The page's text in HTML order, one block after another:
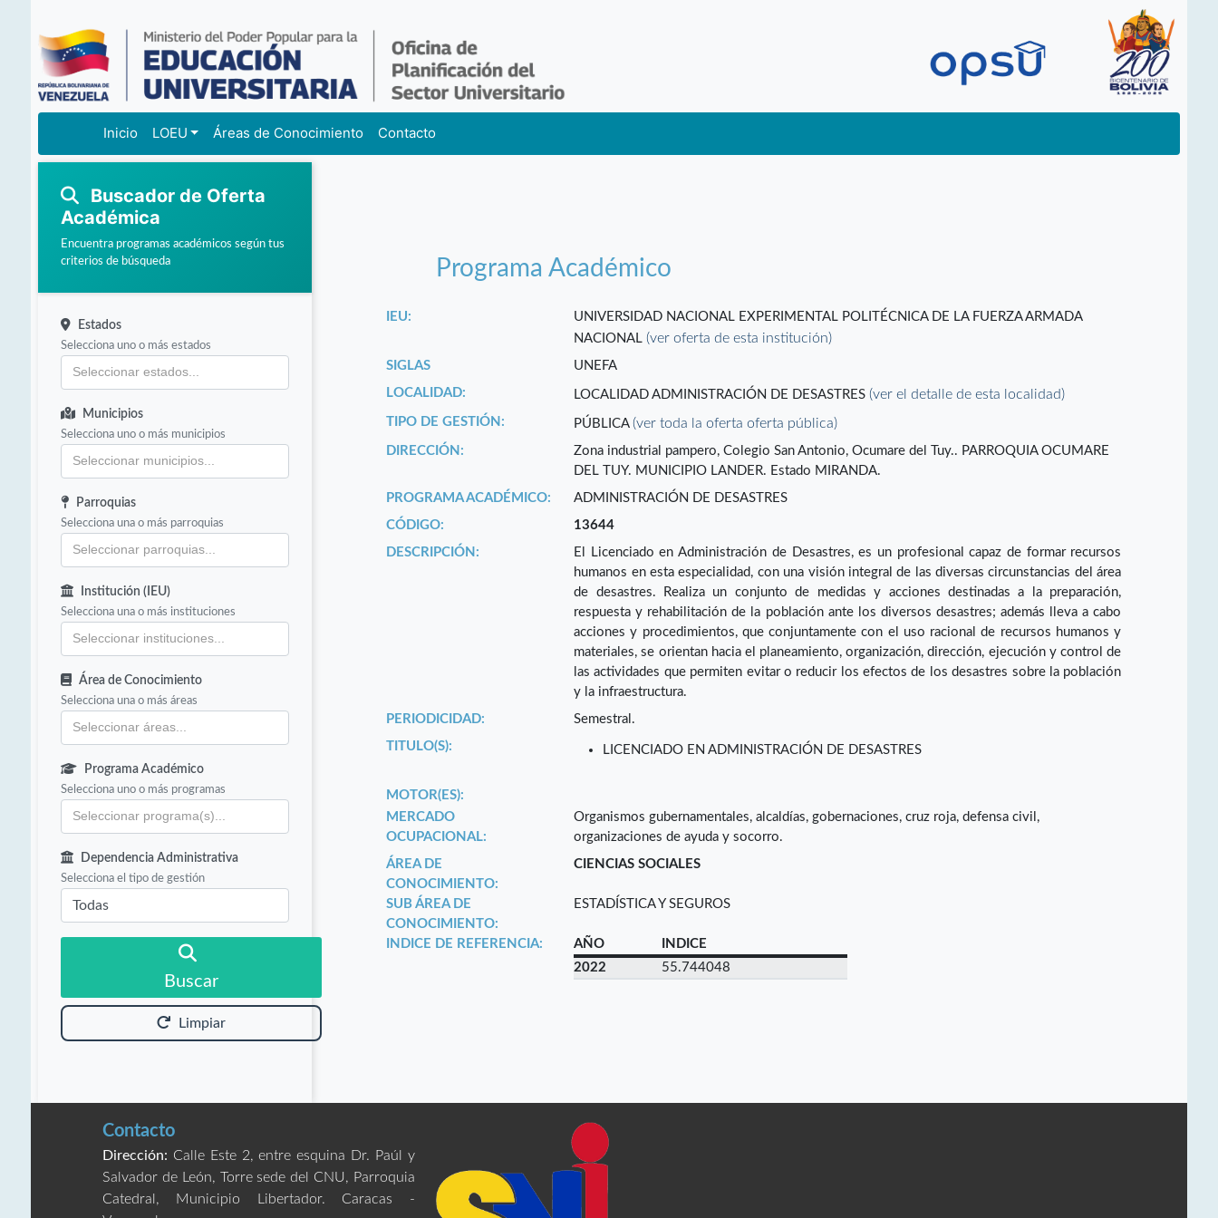
Inicio LOEU Áreas de Conocimiento Contacto
Buscador de Oferta
Académica
Encuentra programas académicos según tus
criterios de búsqueda
Estados
Selecciona uno o más estados
Municipios
Selecciona uno o más municipios
Parroquias
Selecciona una o más parroquias
Institución (IEU)
Selecciona una o más instituciones
Área de Conocimiento
Selecciona una o más áreas
Programa Académico
Selecciona uno o más programas
Dependencia Administrativa
Selecciona el tipo de gestión
Buscar
Limpiar
Programa Académico
IEU:
UNIVERSIDAD NACIONAL EXPERIMENTAL POLITÉCNICA DE LA FUERZA ARMADA
NACIONAL(ver oferta de esta institución)
SIGLAS
UNEFA
LOCALIDAD:
LOCALIDAD ADMINISTRACIÓN DE DESASTRES(ver el detalle de esta localidad)
TIPO DE GESTIÓN: PÚBLICA(ver toda la oferta oferta pública)
DIRECCIÓN:
Zona industrial pampero, Colegio San Antonio, Ocumare del Tuy.. PARROQUIA OCUMARE
DEL TUY. MUNICIPIO LANDER. Estado MIRANDA.
PROGRAMA ACADÉMICO:
ADMINISTRACIÓN DE DESASTRES
CÓDIGO:
13644
DESCRIPCIÓN:
El Licenciado en Administración de Desastres, es un profesional capaz de formar recursos
humanos en esta especialidad, con una visión integral de las diversas circunstancias del área
de desastres. Realiza un conjunto de medidas y acciones destinadas a la preparación,
respuesta y rehabilitación de la población ante los diversos desastres; además lleva a cabo
acciones y procedimientos, que conjuntamente con el uso racional de recursos humanos y
materiales, se orientan hacia el planeamiento, organización, dirección, ejecución y control de
las actividades que permiten evitar o reducir los efectos de los desastres sobre la población
y la infraestructura.
PERIODICIDAD:
Semestral.
TITULO(S):
LICENCIADO EN ADMINISTRACIÓN DE DESASTRES
MOTOR(ES):
MERCADO
OCUPACIONAL:
Organismos gubernamentales, alcaldías, gobernaciones, cruz roja, defensa civil,
organizaciones de ayuda y socorro.
ÁREA DE
CONOCIMIENTO:
CIENCIAS SOCIALES
SUB ÁREA DE
CONOCIMIENTO:
ESTADÍSTICA Y SEGUROS
INDICE DE REFERENCIA: AÑO
INDICE
2022
55.744048
Contacto
Dirección: Calle Este 2, entre esquina Dr. Paúl y
Salvador de León, Torre sede del CNU, Parroquia
Catedral, Municipio Libertador. Caracas -